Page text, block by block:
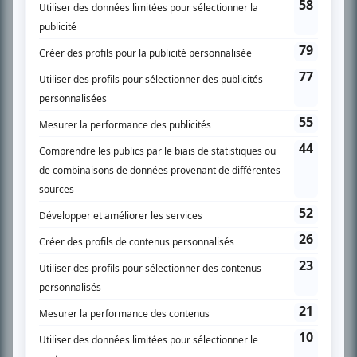
SUR LE RÉSEAU BIZZ MÉDIA
PLAN DU SITE
Accueil
Liste des oeuvres
Recherche avancée
À propos
Nous contacter
Termes et conditions
Politique de confidentialité
Gestion du consentement